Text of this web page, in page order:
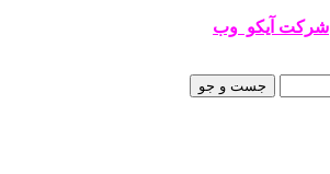
شرکت آیکو وب
جست و جو